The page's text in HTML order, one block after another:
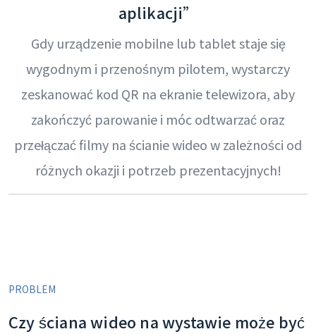
aplikacji”
Gdy urządzenie mobilne lub tablet staje się
wygodnym i przenośnym pilotem, wystarczy
zeskanować kod QR na ekranie telewizora, aby
zakończyć parowanie i móc odtwarzać oraz
przełączać filmy na ścianie wideo w zależności od
różnych okazji i potrzeb prezentacyjnych!
PROBLEM
Czy ściana wideo na wystawie może być